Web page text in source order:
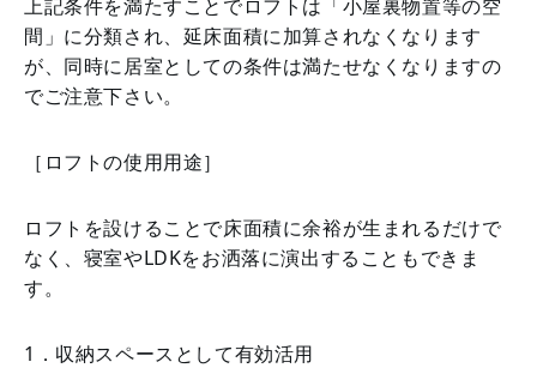
上記条件を満たすことでロフトは「小屋裏物置等の空
間」に分類され、延床面積に加算されなくなります
が、同時に居室としての条件は満たせなくなりますの
でご注意下さい。
［ロフトの使用用途］
ロフトを設けることで床面積に余裕が生まれるだけで
なく、寝室やLDKをお洒落に演出することもできま
す。
1．収納スペースとして有効活用